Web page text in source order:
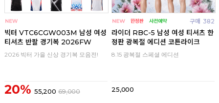
빅터 VTC6CGW003M 남성 여성
티셔츠 반팔 경기복 2026FW
2026 빅터 가을 신상 경기복 모음전!
20% 55,200 69,000
구매 382
라이더 RBC-5 남성 여성 티셔츠 한
정판 광복절 에디션 코튼라이크
8.15 광복절 스페셜 에디션
25,000